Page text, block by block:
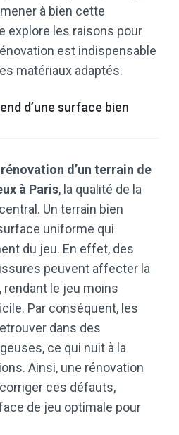
à bien cette
explore les raisons pour
est indispensable
matériaux adaptés.
d’une surface bien
rénovation d’un terrain de
à Paris, la qualité de la
Un terrain bien
uniforme qui
du jeu. En effet, des
peuvent affecter la
rendant le jeu moins
Par conséquent, les
dans des
ce qui nuit à la
Ainsi, une rénovation
ces défauts,
de jeu optimale pour